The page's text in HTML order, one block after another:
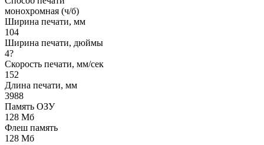
монохромная (ч/б)
Ширина печати, мм
104
Ширина печати, дюймы
4?
Скорость печати, мм/сек
152
Длина печати, мм
3988
Память ОЗУ
128 Мб
Флеш память
128 Мб